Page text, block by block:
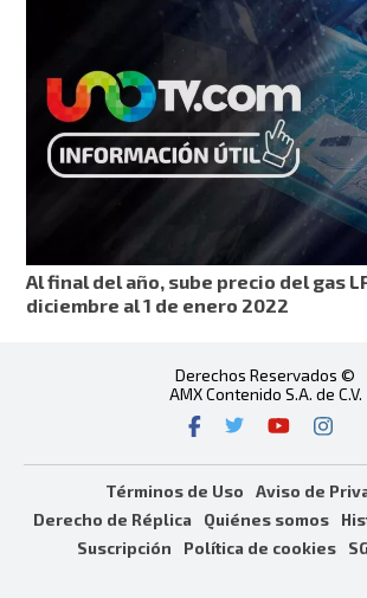
Al final del año, sube precio del gas
diciembre al 1 de enero 2022
Derechos Reservados ©
AMX Contenido S.A. de C.V.
Términos de Uso
Aviso de
Derecho de Réplica
Quiénes somos
Suscripción
Política de cookies